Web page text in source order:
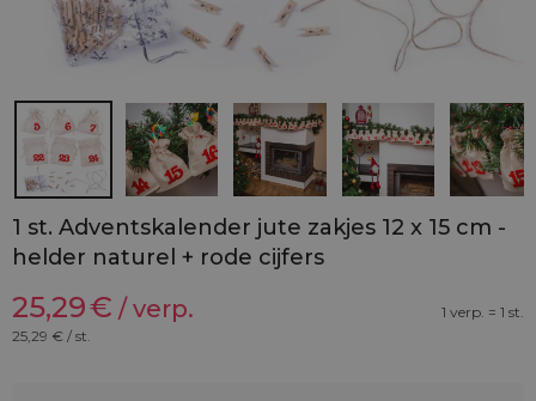
1 st. Adventskalender jute zakjes 12 x 15 cm -
helder naturel + rode cijfers
25,29€ / verp.
1 verp. = 1 st.
25,29 € / st.